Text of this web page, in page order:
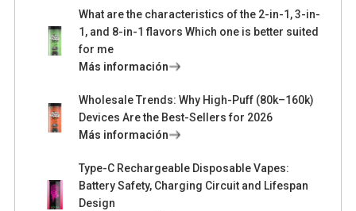
What are the characteristics of the 2-in-1, 3-in-
1, and 8-in-1 flavors Which one is better suited
for me
Más información
Wholesale Trends: Why High-Puff (80k–160k)
Devices Are the Best-Sellers for 2026
Más información
Type-C Rechargeable Disposable Vapes:
Battery Safety, Charging Circuit and Lifespan
Design